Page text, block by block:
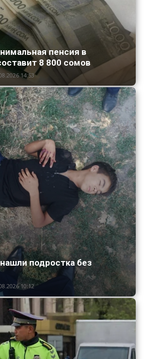
пенсия в
8 800 сомов
14:53
подростка без
10:12